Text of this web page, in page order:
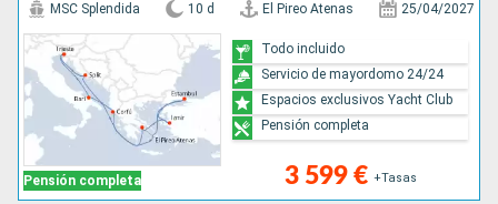
Pensión completa
MSC Splendida 10 d El Pireo Atenas 25/04/2027
3 599 € +Tasas
Todo incluido
Servicio de mayordomo 24/24
Espacios exclusivos Yacht Club
Pensión completa